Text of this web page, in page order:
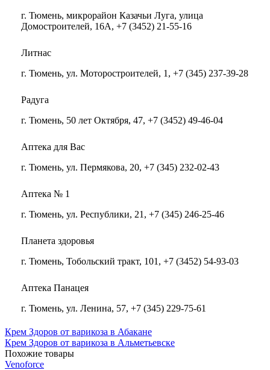
г. Тюмень, микрорайон Казачьи Луга, улица
Домостроителей, 16А, +7 (3452) 21-55-16
Литнас
г. Тюмень, ул. Моторостроителей, 1, +7 (345) 237-39-28
Радуга
г. Тюмень, 50 лет Октября, 47, +7 (3452) 49-46-04
Аптека для Вас
г. Тюмень, ул. Пермякова, 20, +7 (345) 232-02-43
Аптека № 1
г. Тюмень, ул. Республики, 21, +7 (345) 246-25-46
Планета здоровья
г. Тюмень, Тобольский тракт, 101, +7 (3452) 54-93-03
Аптека Панацея
г. Тюмень, ул. Ленина, 57, +7 (345) 229-75-61
Крем Здоров от варикоза в Абакане
Крем Здоров от варикоза в Альметьевске
Похожие товары
Venoforce